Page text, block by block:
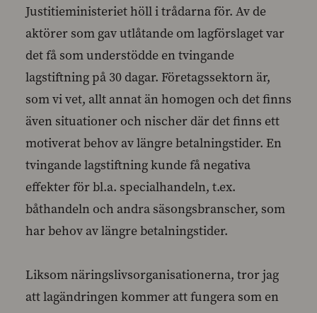
Justitieministeriet höll i trådarna för. Av de
aktörer som gav utlåtande om lagförslaget var
det få som understödde en tvingande
lagstiftning på 30 dagar. Företagssektorn är,
som vi vet, allt annat än homogen och det finns
även situationer och nischer där det finns ett
motiverat behov av längre betalningstider. En
tvingande lagstiftning kunde få negativa
effekter för bl.a. specialhandeln, t.ex.
båthandeln och andra säsongsbranscher, som
har behov av längre betalningstider.
Liksom näringslivsorganisationerna, tror jag
att lagändringen kommer att fungera som en